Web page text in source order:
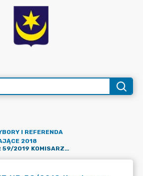
I REFERENDA
2018
POSTANOWIENIE NR 59/2019 KOMISARZA WYBORCZEGO W ŁODZI II Z DNIA 21 STYCZNIA 2019 R. W SPRAWIE POWOŁANIA OBWODOWYCH KOMISJI WYBORCZYCH W GMINIE STRYKÓW